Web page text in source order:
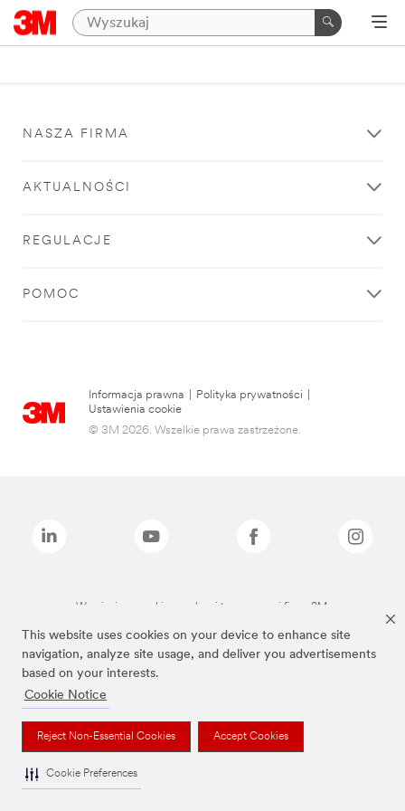
This website uses cookies on your device to enhance site
navigation, analyze site usage, and deliver you advertisements
based on your interests.
Cookie Notice
Reject Non-Essential Cookies Accept Cookies
Cookie Preferences
NASZA FIRMA
AKTUALNOŚCI
REGULACJE
POMOC
Informacja prawna Polityka prywatności
Ustawienia cookie
© 3M 2026. Wszelkie prawa zastrzeżone.
Wymienione marki są znakami towarowymi firmy 3M.